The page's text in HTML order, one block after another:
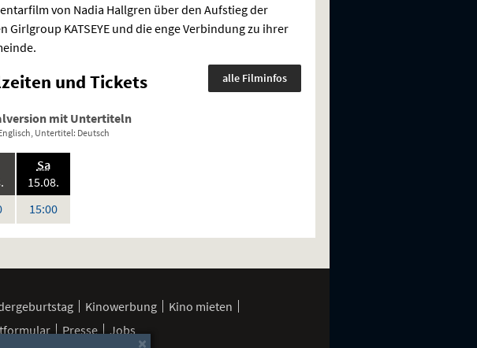
von Nadia Hallgren über den Aufstieg der
Girlgroup KATSEYE und die enge Verbindung zu ihrer
alle Filminfos
und Tickets
mit Untertiteln
Untertitel: Deutsch
2026:
Uhr
Sa.,
15.08.
15:00Uhr
Kinowerbung
Kino mieten
Presse Jobs
×